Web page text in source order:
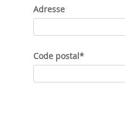
Adresse
Code postal*